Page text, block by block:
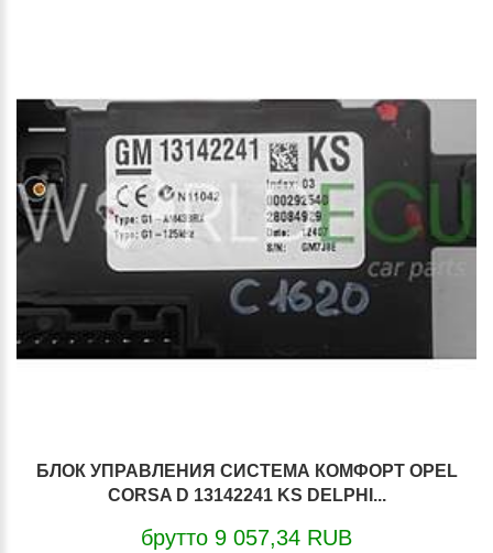
БЛОК УПРАВЛЕНИЯ СИСТЕМА КОМФОРТ OPEL
CORSA D 13142241 KS DELPHI...
брутто 9 057,34 RUB